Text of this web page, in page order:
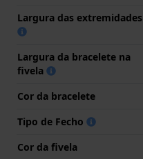
Largura das extremidades
Largura da bracelete na
fivela
Cor da bracelete
Tipo de Fecho
Cor da fivela